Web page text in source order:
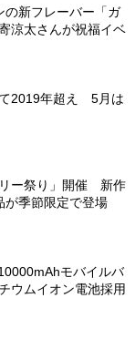
の新フレーバー「ガ
涼太さんが祝福イベ
2019年超え 5月は
ー祭り」開催 新作
が季節限定で登場
モバイルバ
ウムイオン電池採用